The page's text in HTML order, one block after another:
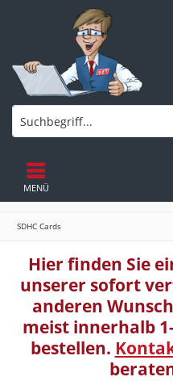
MENÜ
SDHC Cards
Hier finden Sie
unserer sofort
anderen
meist innerhalb
bestellen.